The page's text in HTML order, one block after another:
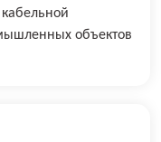
объектов